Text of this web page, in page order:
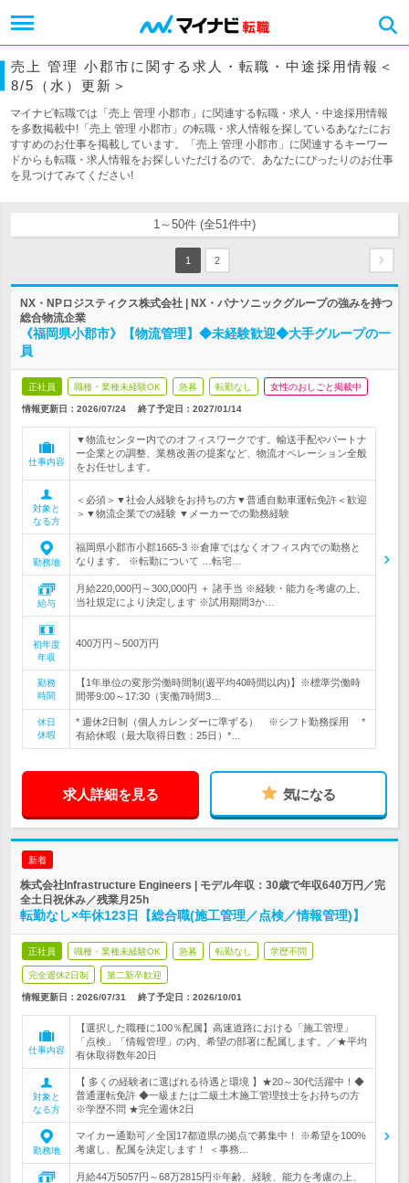
売上 管理 小郡市に関する求人・転職・中途採用情報＜
8/5（水）更新＞
マイナビ転職では「売上 管理 小郡市」に関連する転職・求人・中途採用情報
を多数掲載中!「売上 管理 小郡市」の転職・求人情報を探しているあなたにお
すすめのお仕事を掲載しています。「売上 管理 小郡市」に関連するキーワー
ドからも転職・求人情報をお探しいただけるので、あなたにぴったりのお仕事
を見つけてみてください!
1～50件 (全51件中)
1 2
NX・NPロジスティクス株式会社 | NX・パナソニックグループの強みを持つ
総合物流企業
《福岡県小郡市》【物流管理】◆未経験歓迎◆大手グループの一
員
正社員 職種・業種未経験OK 急募 転勤なし 女性のおしごと掲載中
情報更新日：2026/07/24 終了予定日： 2027/01/14
仕事内容
▼物流センター内でのオフィスワークです。輸送手配やパートナ
ー企業との調整、業務改善の提案など、物流オペレーション全般
をお任せします。
対象と
なる方
＜必須＞▼社会人経験をお持ちの方▼普通自動車運転免許＜歓迎
＞▼物流企業での経験 ▼メーカーでの勤務経験
勤務地
福岡県小郡市小郡1665-3 ※倉庫ではなくオフィス内での勤務と
なります。 ※転勤について …転宅…
給与
月給220,000円～300,000円 ＋ 諸手当 ※経験・能力を考慮の上、
当社規定により決定します ※試用期間3か…
初年度
年収
400万円～500万円
勤務
時間
【1年単位の変形労働時間制(週平均40時間以内)】※標準労働時
間帯9:00～17:30（実働7時間3…
休日
休暇
* 週休2日制（個人カレンダーに準ずる） ※シフト勤務採用 *
有給休暇（最大取得日数：25日）*…
求人詳細を見る 気になる
新着
株式会社Infrastructure Engineers | モデル年収：30歳で年収640万円／完
全土日祝休み／残業月25h
転勤なし×年休123日【総合職(施工管理／点検／情報管理)】
正社員 職種・業種未経験OK 急募 転勤なし 学歴不問
完全週休2日制 第二新卒歓迎
情報更新日：2026/07/31 終了予定日： 2026/10/01
仕事内容
【選択した職種に100％配属】高速道路における「施工管理」
「点検」「情報管理」の内、希望の部署に配属します。／★平均
有休取得数年20日
対象と
なる方
【 多くの経験者に選ばれる待遇と環境 】★20～30代活躍中！◆
普通運転免許 ◆一級または二級土木施工管理技士をお持ちの方
※学歴不問 ★完全週休2日
勤務地
マイカー通勤可／全国17都道県の拠点で募集中！ ※希望を100%
考慮し、配属を決定します！ ＜事務…
月給44万5057円～68万2815円※年齢、経験、能力を考慮の上、